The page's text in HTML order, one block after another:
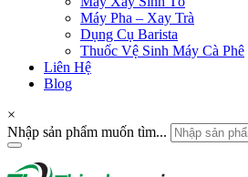
Máy Pha – Xay Trà
Dụng Cụ Barista
Thuốc Vệ Sinh Máy Cà Phê
Liên Hệ
Blog
×
Nhập sản phẩm muốn tìm...